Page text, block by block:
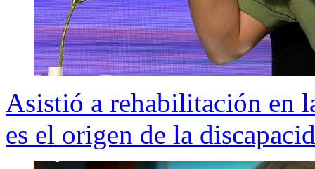
Asistió a rehabilitación en
es el origen de la